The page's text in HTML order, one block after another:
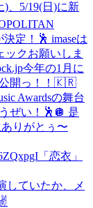
)、5/19(日)に新
定！🕺 imaseは
ックお願いしま
今年の1月に
公開っ！！🇰🇷
Awardsの舞台
ぜい！🕺🪩 是
ありがとぅ〜
「恋衣」
していたか、メ